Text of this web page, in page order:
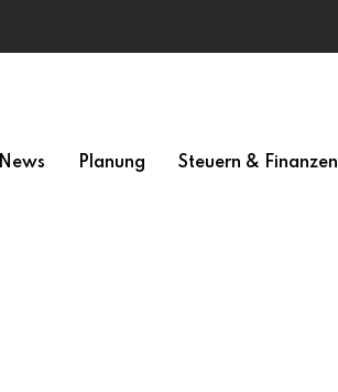
News Planung Steuern & Finanzen